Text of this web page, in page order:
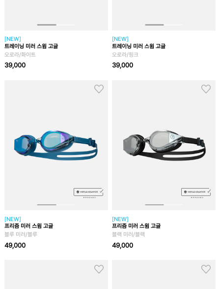
[NEW]
트레이닝 미러 스윔 고글
오로라/화이트
39,000
[NEW]
트레이닝 미러 스윔 고글
오로라/핑크
39,000
[NEW]
프리즘 미러 스윔 고글
블루 미러/블루
49,000
[NEW]
프리즘 미러 스윔 고글
블랙 미러/블랙
49,000